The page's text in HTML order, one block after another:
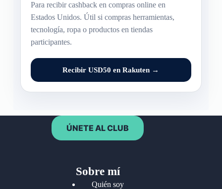
Para recibir cashback en compras online en
Estados Unidos. Útil si compras herramientas,
tecnología, ropa o productos en tiendas
participantes.
Recibir USD50 en Rakuten →
ÚNETE AL CLUB
Sobre mí
Quién soy